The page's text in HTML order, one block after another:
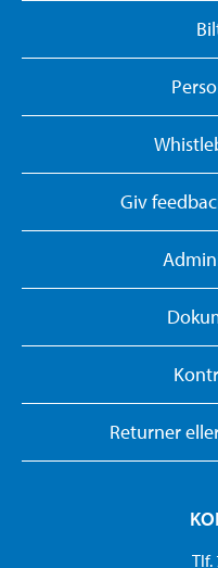
Giv
Returner
Tlf.